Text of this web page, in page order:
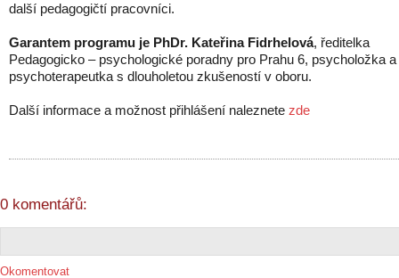
další pedagogičtí pracovníci.
Garantem programu je PhDr. Kateřina Fidrhelová, ředitelka
Pedagogicko – psychologické poradny pro Prahu 6, psycholožka a
psychoterapeutka s dlouholetou zkušeností v oboru.
Další informace a možnost přihlášení naleznete zde
0 komentářů:
Okomentovat